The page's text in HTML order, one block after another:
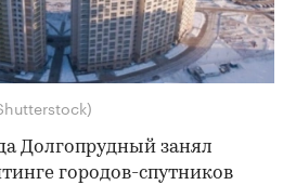
Долгопрудный занял
городов-спутников